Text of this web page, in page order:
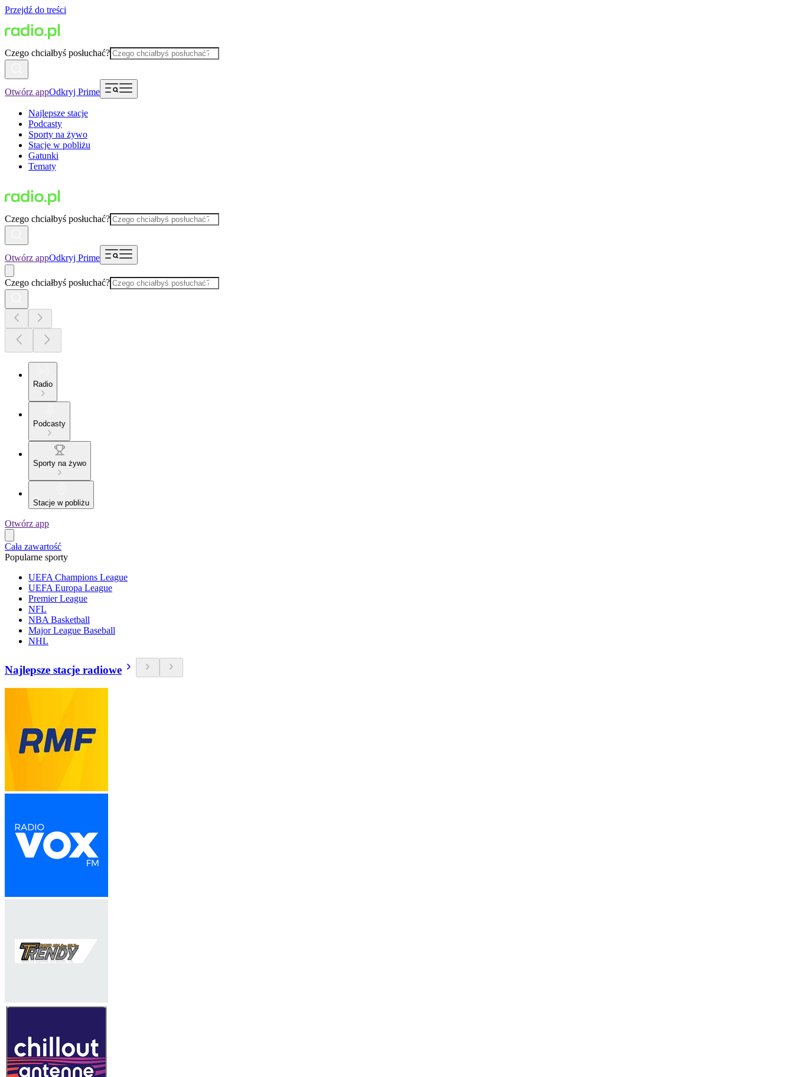
Przejdź do treści
Czego chciałbyś posłuchać?
Otwórz appOdkryj Prime
Najlepsze stacje
Podcasty
Sporty na żywo
Stacje w pobliżu
Gatunki
Tematy
Czego chciałbyś posłuchać?
Otwórz appOdkryj Prime
Czego chciałbyś posłuchać?
Radio
Podcasty
Sporty na żywo
Stacje w pobliżu
Otwórz app
Cała zawartość
Popularne sporty
UEFA Champions League
UEFA Europa League
Premier League
NFL
NBA Basketball
Major League Baseball
NHL
Najlepsze stacje radiowe